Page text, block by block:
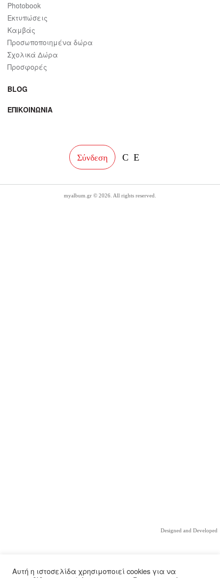
Photobook
Εκτυπώσεις
Καμβάς
Προσωποποιημένα δώρα
Σχολικά Δώρα
Προσφορές
BLOG
ΕΠΙΚΟΙΝΩΝΙΑ
Σύνδεση facebook
myalbum.gr © 2026. All rights reserved.
Designed and Developed
Αυτή η ιστοσελίδα χρησιμοποιεί cookies για να